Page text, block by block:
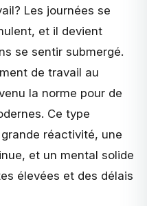
Les journées se
et il devient
se sentir submergé.
de travail au
la norme pour de
Ce type
réactivité, une
et un mental solide
élevées et des délais